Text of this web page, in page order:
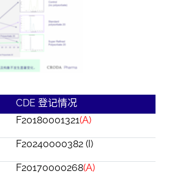
CDE登记情况
F20180001321(A)
F20240000382 (I)
F20170000268(A)